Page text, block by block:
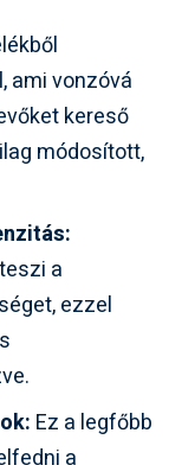
ami vonzóvá
kereső
módosított,
a
ezzel
Ez a legfőbb
a